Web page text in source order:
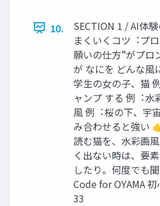
10.
SECTION 1 / AI体
まくいくコツ︓プ
願いの仕⽅”がプロ
が なにを どんな⾵
学⽣の⼥の⼦、猫
ャンプ する 例︓⽔
⾵ 例︓桜の下、宇
み合わせると強い
読む猫を、⽔彩画
く出ない時は、要
したり。何度でも
Code for OYAMA
33